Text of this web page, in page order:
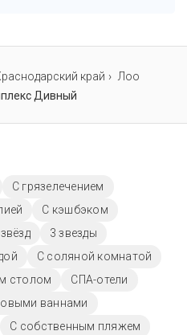
(дней).
край
Лоо
Дивный
С грязелечением
С кэшбэком
3 звезды
С соляной комнатой
столом
СПА-отели
ваннами
С собственным пляжем